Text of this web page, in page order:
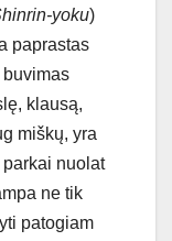
yoku)
paprastas
klausą,
miškų, yra
nuolat
ne tik
patogiam